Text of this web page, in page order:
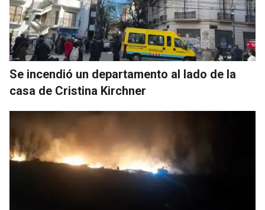
Se incendió un departamento al lado de la
casa de Cristina Kirchner